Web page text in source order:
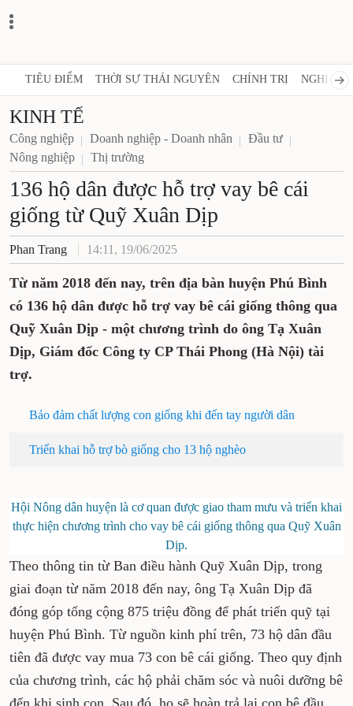
TIÊU ĐIỂM THỜI SỰ THÁI NGUYÊN CHÍNH TRỊ NGHỊ
KINH TẾ
Công nghiệp Doanh nghiệp - Doanh nhân
Đầu tư
Nông nghiệp
Thị trường
136 hộ dân được hỗ trợ vay bê cái
giống từ Quỹ Xuân Dịp
Phan Trang 14:11, 19/06/2025
Từ năm 2018 đến nay, trên địa bàn huyện Phú Bình
có 136 hộ dân được hỗ trợ vay bê cái giống thông qua
Quỹ Xuân Dịp - một chương trình do ông Tạ Xuân
Dịp, Giám đốc Công ty CP Thái Phong (Hà Nội) tài
trợ.
Bảo đảm chất lượng con giống khi đến tay người dân
Triển khai hỗ trợ bò giống cho 13 hộ nghèo
Hội Nông dân huyện là cơ quan được giao tham mưu và triển khai
thực hiện chương trình cho vay bê cái giống thông qua Quỹ Xuân
Dịp.
Theo thông tin từ Ban điều hành Quỹ Xuân Dịp, trong
giai đoạn từ năm 2018 đến nay, ông Tạ Xuân Dịp đã
đóng góp tổng cộng 875 triệu đồng để phát triển quỹ tại
huyện Phú Bình. Từ nguồn kinh phí trên, 73 hộ dân đầu
tiên đã được vay mua 73 con bê cái giống. Theo quy định
của chương trình, các hộ phải chăm sóc và nuôi dưỡng bê
đến khi sinh con. Sau đó, họ sẽ hoàn trả lại con bê đầu